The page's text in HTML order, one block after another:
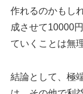
作れるのかもし
成させて10000
ていくことは無
結論として、極